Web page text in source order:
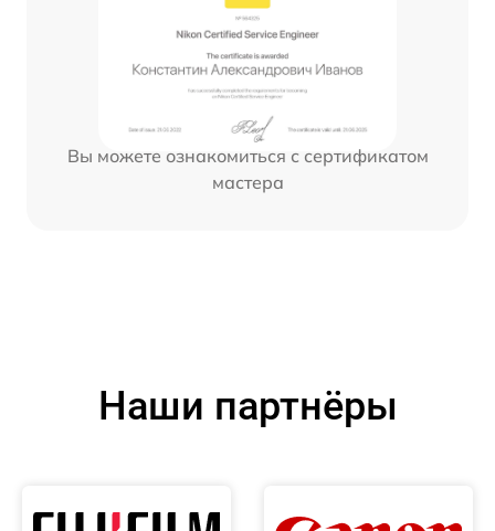
Вы можете ознакомиться с сертификатом
мастера
Наши партнёры